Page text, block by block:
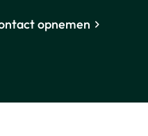
opnemen